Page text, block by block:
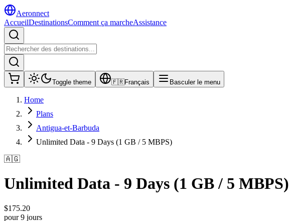
Aeronnect
AccueilDestinationsComment ça marcheAssistance
Toggle theme 🇫🇷Français Basculer le menu
Home
Plans
Antigua-et-Barbuda
Unlimited Data - 9 Days (1 GB / 5 MBPS)
🇦🇬
Unlimited Data - 9 Days (1 GB / 5 MBPS)
$175.20
pour 9 jours